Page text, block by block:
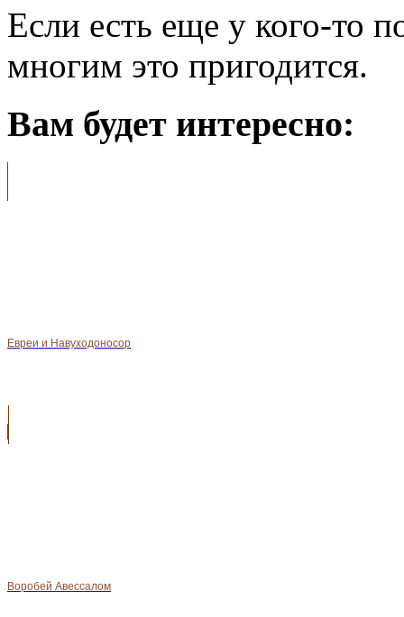
Если есть еще у кого-то
многим это пригодится.
Вам будет интересно:
Евреи и Навуходоносор
Воробей Авессалом